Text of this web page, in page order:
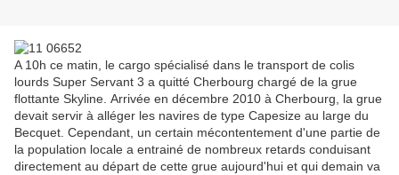
A 10h ce matin, le cargo spécialisé dans le transport de colis
lourds Super Servant 3 a quitté Cherbourg chargé de la grue
flottante Skyline. Arrivée en décembre 2010 à Cherbourg, la grue
devait servir à alléger les navires de type Capesize au large du
Becquet. Cependant, un certain mécontentement d'une partie de
la population locale a entrainé de nombreux retards conduisant
directement au départ de cette grue aujourd'hui et qui demain va